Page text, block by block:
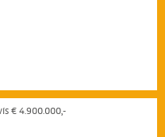
€ 4.900.000,-